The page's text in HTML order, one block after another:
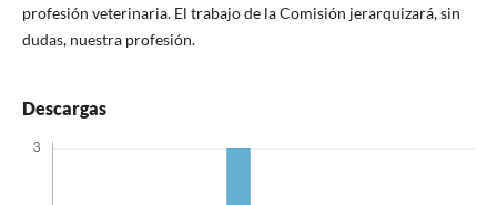
profesión veterinaria. El trabajo de la Comisión jerarquizará, sin
dudas, nuestra profesión.
Descargas